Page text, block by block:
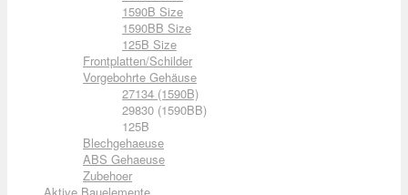
1590B Size
1590BB Size
125B Size
Frontplatten/Schilder
Vorgebohrte Gehäuse
27134 (1590B)
29830 (1590BB)
125B
Blechgehaeuse
ABS Gehaeuse
Zubehoer